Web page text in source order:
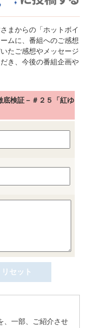
まからの「ホットボイ
ムに、番組へのご感想
たご感想やメッセージ
き、今後の番組企画や
検証－＃２５「紅ゆ
、一部、ご紹介させ